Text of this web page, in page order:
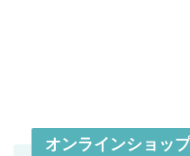
オンラインショッ